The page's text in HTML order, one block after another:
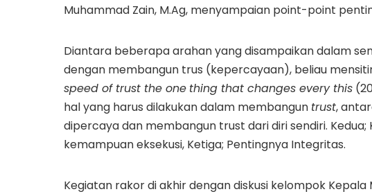
Muhammad Zain, M.Ag, menyampaian point-point
Diantara beberapa arahan yang disampaikan dalam
dengan membangun trus (kepercayaan), beliau
speed of trust the one thing that changes every this
hal yang harus dilakukan dalam membangun trust,
dipercaya dan membangun trust dari diri sendiri.
kemampuan eksekusi, Ketiga; Pentingnya Integritas.
Kegiatan rakor di akhir dengan diskusi kelompok